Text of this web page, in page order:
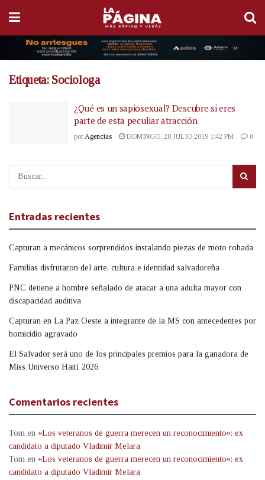
Etiqueta: Sociologa
¿Qué es un sapiosexual? Descubre si eres
parte de esta peculiar atracción
por Agencias DOMINGO, 28 JULIO 2019 1:42 PM 0
Entradas recientes
Capturan a mecánicos sorprendidos instalando piezas de moto robada
Familias disfrutaron del arte, cultura e identidad salvadoreña
PNC detiene a hombre señalado de atacar a una adulta mayor con
discapacidad auditiva
Capturan en La Paz Oeste a integrante de la MS con antecedentes por
homicidio agravado
El Salvador será uno de los principales premios para la ganadora de
Miss Universo Haití 2026
Comentarios recientes
Tom en «Los veteranos de guerra merecen un reconocimiento»: ex
candidato a diputado Vladimir Melara
Tom en «Los veteranos de guerra merecen un reconocimiento»: ex
candidato a diputado Vladimir Melara